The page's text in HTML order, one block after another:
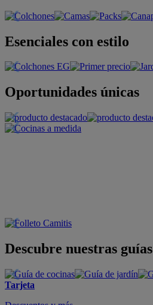
Esenciales con estilo
Oportunidades únicas
Descubre nuestras guías
Tarjeta